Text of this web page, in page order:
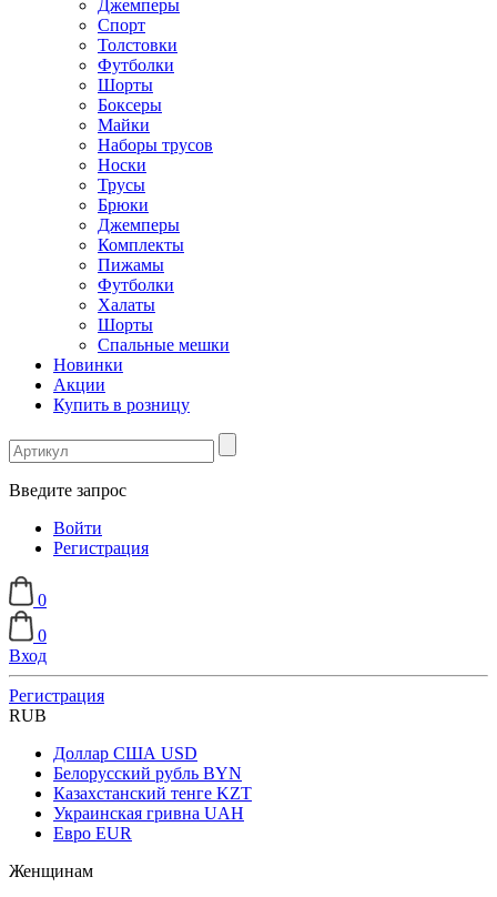
Джемперы
Спорт
Толстовки
Футболки
Шорты
Боксеры
Майки
Наборы трусов
Носки
Трусы
Брюки
Джемперы
Комплекты
Пижамы
Футболки
Халаты
Шорты
Спальные мешки
Новинки
Акции
Купить в розницу
Введите запрос
Войти
Регистрация
0
0
Вход
Регистрация
RUB
Доллар США USD
Белорусский рубль BYN
Казахстанский тенге KZT
Украинская гривна UAH
Евро EUR
Женщинам